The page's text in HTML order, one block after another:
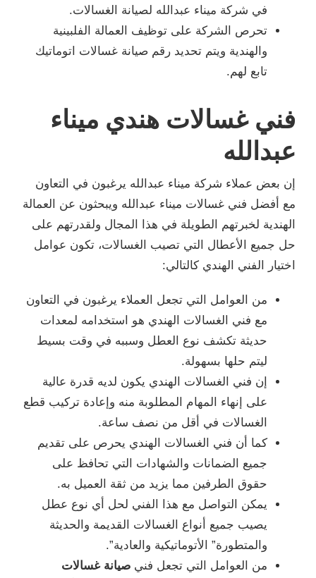
في شركة ميناء عبدالله لصيانة الغسالات.
تحرص الشركة على توظيف العمالة الفلبينية
والهندية ويتم تحديد رقم صيانة غسالات اتوماتيك
تابع لهم.
فني غسالات هندي ميناء
عبدالله
إن بعض عملاء شركة ميناء عبدالله يرغبون في التعاون
مع أفضل فني غسالات ميناء عبدالله ويبحثون عن العمالة
الهندية لخبرتهم الطويلة في هذا المجال ولقدرتهم على
حل جميع الأعطال التي تصيب الغسالات، تكون عوامل
اختيار الفني الهندي كالتالي:
من العوامل التي تجعل العملاء يرغبون في التعاون
مع فني الغسالات الهندي هو استخدامه لمعدات
حديثة تكشف نوع العطل وسببه في وقت بسيط
ليتم حلها بسهولة.
إن فني الغسالات الهندي يكون لديه قدرة عالية
على إنهاء المهام المطلوبة منه وإعادة تركيب قطع
الغسالات في أقل من نصف ساعة.
كما أن فني الغسالات الهندي يحرص على تقديم
جميع الضمانات والشهادات التي تحافظ على
حقوق الطرفين مما يزيد من ثقة العميل به.
يمكن التواصل مع هذا الفني لحل أي نوع عطل
يصيب جميع أنواع الغسالات القديمة والحديثة
والمتطورة” الأتوماتيكية والعادية”.
من العوامل التي تجعل فني صيانة غسالات